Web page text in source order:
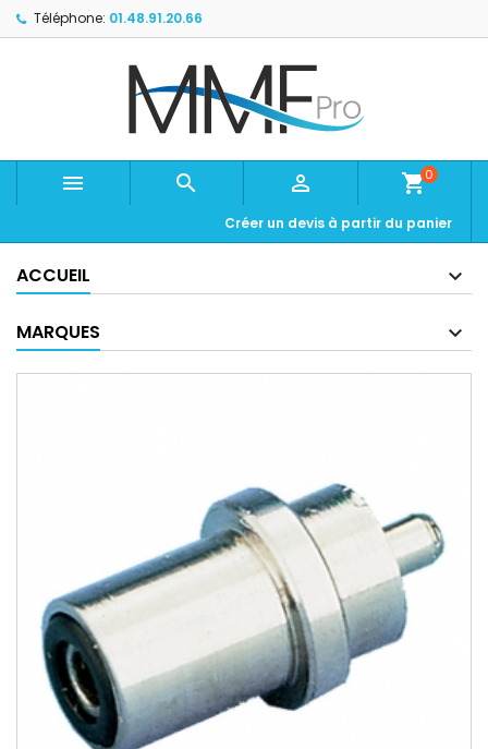
Téléphone: 01.48.91.20.66
   shopping_cart0
Créer un devis à partir du panier
ACCUEIL
MARQUES